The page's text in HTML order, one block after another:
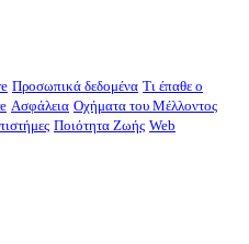
Προσωπικά δεδομένα Τι έπαθε ο
Ασφάλεια Οχήματα του Μέλλοντος
Ποιότητα Ζωής Web